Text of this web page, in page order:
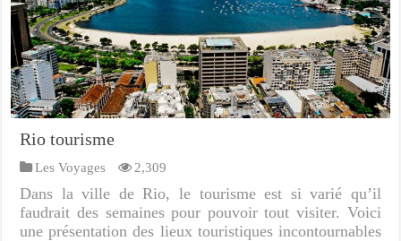
Rio tourisme
Les Voyages 2,309
Dans la ville de Rio, le tourisme est si varié qu’il
faudrait des semaines pour pouvoir tout visiter. Voici
une présentation des lieux touristiques incontournables